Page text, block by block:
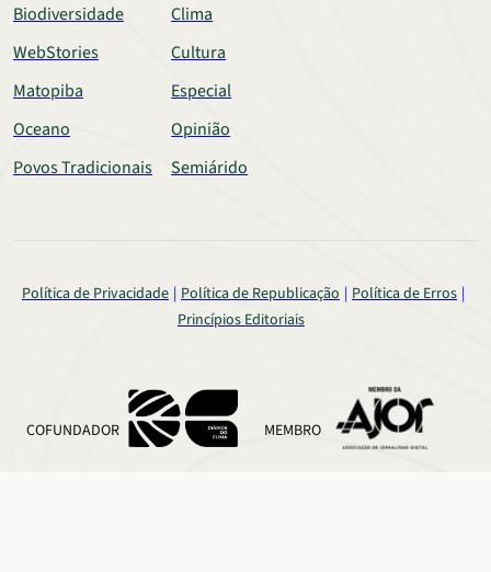
Biodiversidade
Clima
WebStories
Cultura
Matopiba
Especial
Oceano
Opinião
Povos Tradicionais
Semiárido
Política de Privacidade Política de Republicação
Política de Erros
Princípios Editoriais
COFUNDADOR MEMBRO